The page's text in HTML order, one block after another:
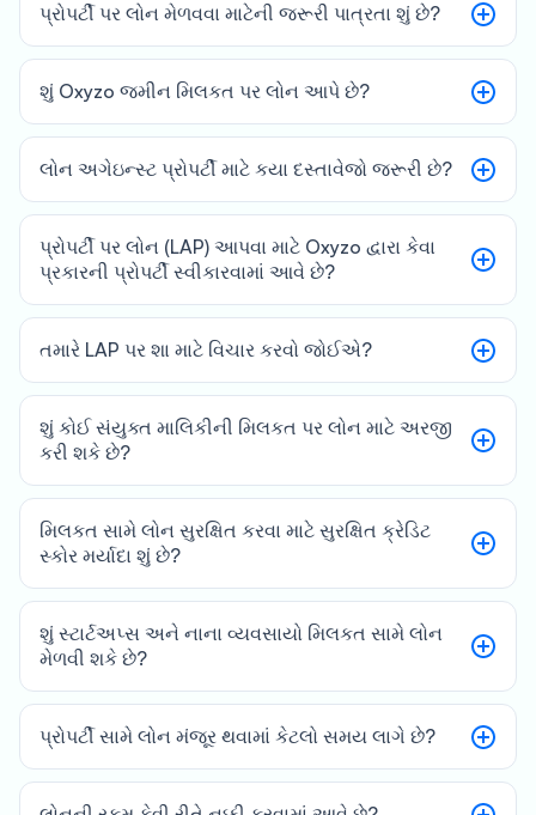
પ્રોપર્ટી પર લોન મેળવવા માટેની જરૂરી પાત્રતા શું છે?
શું Oxyzo જમીન મિલકત પર લોન આપે છે?
લોન અગેઇન્સ્ટ પ્રોપર્ટી માટે કયા દસ્તાવેજો જરૂરી છે?
પ્રોપર્ટી પર લોન (LAP) આપવા માટે Oxyzo દ્વારા કેવા
પ્રકારની પ્રોપર્ટી સ્વીકારવામાં આવે છે?
તમારે LAP પર શા માટે વિચાર કરવો જોઈએ?
શું કોઈ સંયુક્ત માલિકીની મિલકત પર લોન માટે અરજી
કરી શકે છે?
મિલકત સામે લોન સુરક્ષિત કરવા માટે સુરક્ષિત ક્રેડિટ
સ્કોર મર્યાદા શું છે?
શું સ્ટાર્ટઅપ્સ અને નાના વ્યવસાયો મિલકત સામે લોન
મેળવી શકે છે?
પ્રોપર્ટી સામે લોન મંજૂર થવામાં કેટલો સમય લાગે છે?